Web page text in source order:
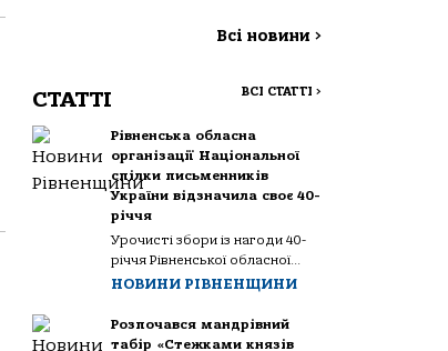
Всі новини >
СТАТТІ ВСІ СТАТТІ >
Рівненська обласна
організації Національної
спілки письменників
України відзначила своє 40-
річчя
Урочисті збори із нагоди 40-
річчя Рівненської обласної...
НОВИНИ РІВНЕНЩИНИ
Розпочався мандрівний
табір «Стежками князів